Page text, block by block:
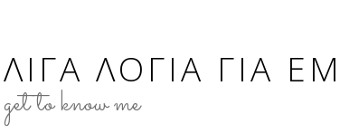
ΛΙΓΑ ΛΟΓΙΑ ΓΙΑ
get to know me